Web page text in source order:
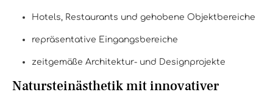
Hotels, Restaurants und gehobene Objektbereiche
repräsentative Eingangsbereiche
zeitgemäße Architektur- und Designprojekte
Natursteinästhetik mit innovativer